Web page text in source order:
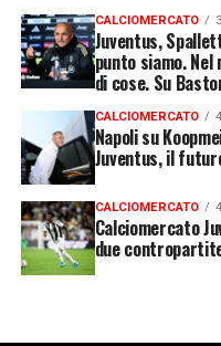
CALCIOMERCATO
Juventus,
punto siamo.
di cose. Su
CALCIOMERCATO
Napoli su
Juventus, il
CALCIOMERCATO
Calciomercato
due